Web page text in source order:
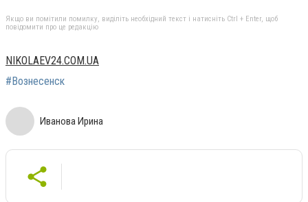
Якщо ви помітили помилку, виділіть необхідний текст і натисніть Ctrl + Enter, щоб
повідомити про це редакцію
NIKOLAEV24.COM.UA
#Вознесенск
Иванова Ирина